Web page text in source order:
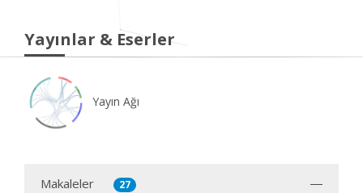
Yayınlar & Eserler
Yayın Ağı
Makaleler 27